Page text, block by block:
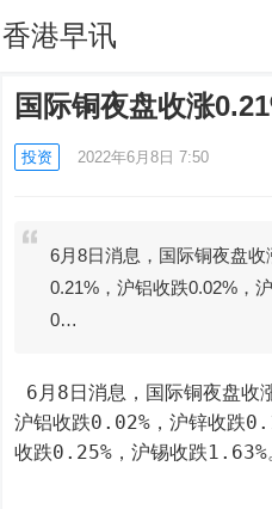
香港早讯
国际铜夜盘收涨
投资 2022年6月8日 7:50
6月8日消息，国际铜夜盘
0.21%，沪铝收跌0.02%，
0…
沪铝收跌0.02%，沪锌收跌
收跌0.25%，沪锡收跌1.63%